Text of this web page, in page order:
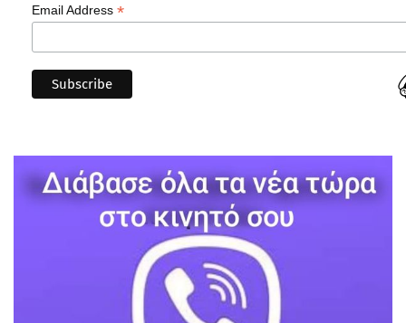
Email Address *